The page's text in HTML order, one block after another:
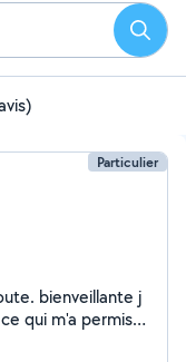
Particulier
bienveillante j
qui m'a permis d